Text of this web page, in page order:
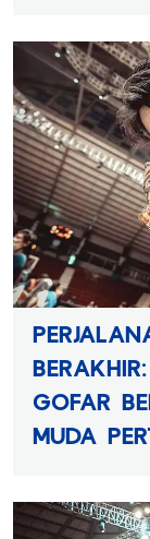
GOFAR
MUDA